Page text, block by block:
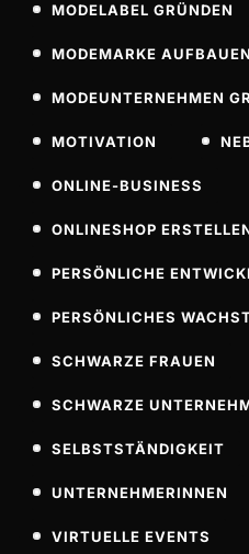
MODELABEL GRÜNDEN
MODEMARKE AUFBAUEN
MODEUNTERNEHMEN
MOTIVATION
ONLINE-BUSINESS
ONLINESHOP
PERSÖNLICHE
PERSÖNLICHES
SCHWARZE FRAUEN
SCHWARZE
SELBSTSTÄNDIGKEIT
UNTERNEHMERINNEN
VIRTUELLE EVENTS